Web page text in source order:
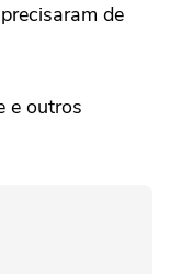
de
e outros